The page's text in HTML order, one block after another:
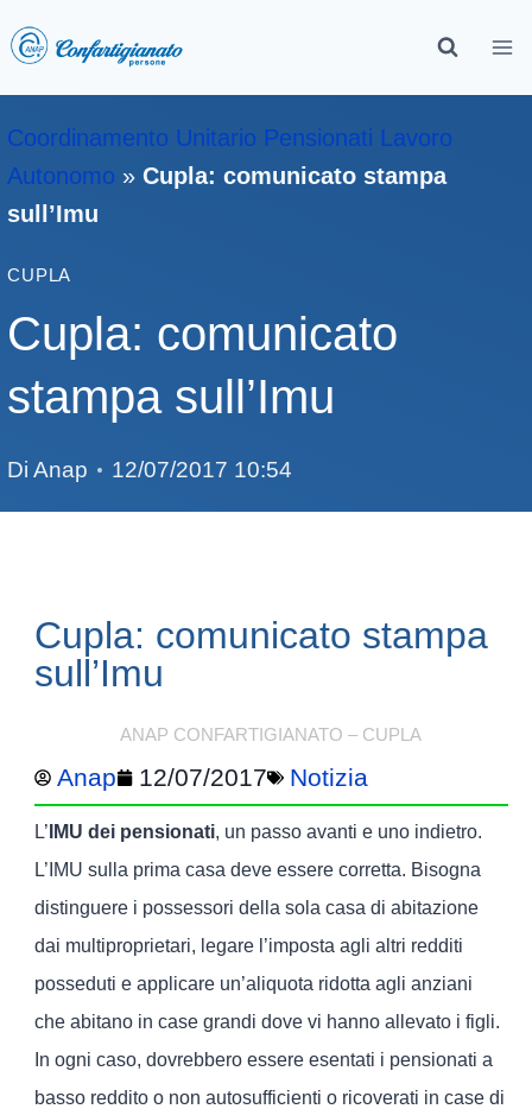
Coordinamento Unitario Pensionati Lavoro
Autonomo »Cupla: comunicato stampa
sull’Imu
CUPLA
Cupla: comunicato
stampa sull’Imu
Di Anap 12/07/2017 10:54
Cupla: comunicato stampa
sull’Imu
ANAP CONFARTIGIANATO – CUPLA
Anap 12/07/2017 Notizia
L’ IMU dei pensionati, un passo avanti e uno indietro.
L’IMU sulla prima casa deve essere corretta. Bisogna
distinguere i possessori della sola casa di abitazione
dai multiproprietari, legare l’imposta agli altri redditi
posseduti e applicare un’aliquota ridotta agli anziani
che abitano in case grandi dove vi hanno allevato i figli.
In ogni caso, dovrebbero essere esentati i pensionati a
basso reddito o non autosufficienti o ricoverati in case di